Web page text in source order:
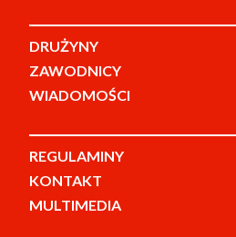
DRUŻYNY
ZAWODNICY
WIADOMOŚCI
REGULAMINY
KONTAKT
MULTIMEDIA